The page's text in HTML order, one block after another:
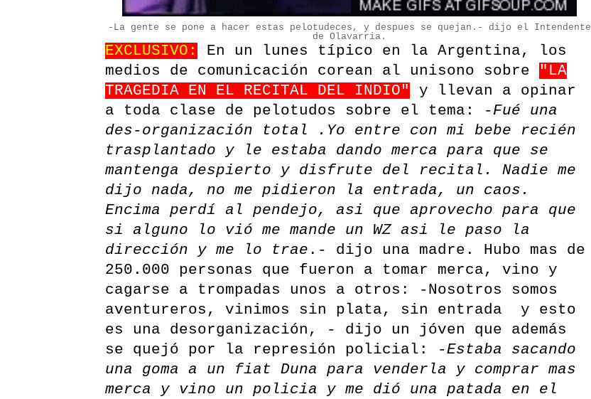
-La gente se pone a hacer estas pelotudeces, y despues se quejan.- dijo el Intendente
de Olavarria.
EXCLUSIVO:
En un lunes típico en la Argentina, los
medios de comunicación corean al unisono sobre
"LA
TRAGEDIA EN EL RECITAL DEL INDIO"
y llevan a opinar
a toda clase de pelotudos sobre el tema: -Fué una
des-organización total .Yo entre con mi bebe recién
trasplantado y le estaba dando merca para que se
mantenga despierto y disfrute del recital. Nadie me
dijo nada, no me pidieron la entrada, un caos.
Encima perdí al pendejo, asi que aprovecho para que
si alguno lo vió me mande un WZ asi le paso la
dirección y me lo trae . - dijo una madre. Hubo mas de
250.000 personas que fueron a tomar merca, vino y
cagarse a trompadas unos a otros: -Nosotros somos
aventureros, vinimos sin plata, sin entrada y esto
es una desorganización, - dijo un jóven que además
se quejó por la represión policial: -Estaba sacando
una goma a un fiat Duna para venderla y comprar mas
merca y vino un policia y me dió una patada en el